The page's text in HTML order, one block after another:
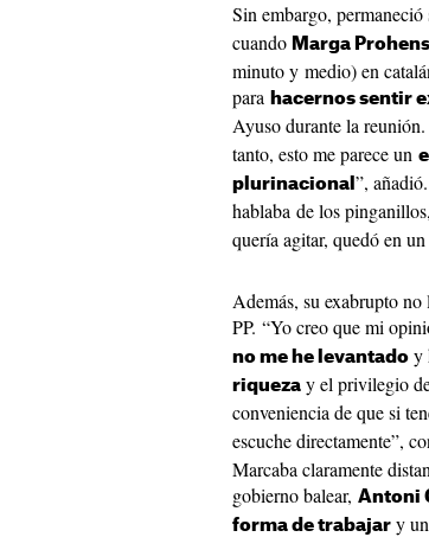
Sin embargo, permaneció
cuando Marga Prohens
minuto y medio) en
para hacernos sentir
Ayuso durante la
tanto, esto me parece un
plurinacional ”,
hablaba de los
quería agitar, quedó en
Además, su exabrupto
PP. “Yo creo que mi
no me he levantado y
riqueza y el privilegio
conveniencia de que si
escuche directamente”,
Marcaba claramente
gobierno balear, Antoni
forma de trabajar y un